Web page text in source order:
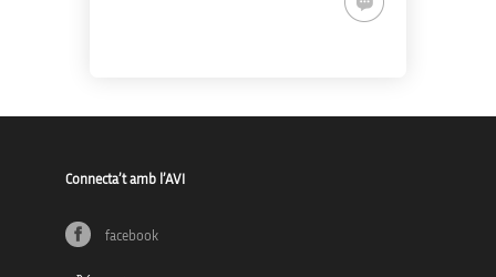
Connecta’t amb l’AVI
facebook